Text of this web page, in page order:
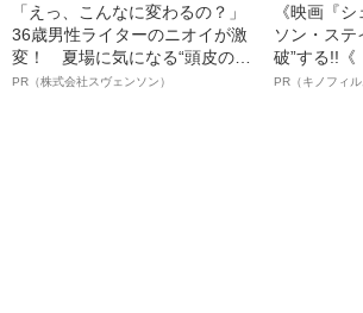
「えっ、こんなに変わるの？」
36歳男性ライターのニオイが激
変！ 夏場に気になる“頭皮のニ
オイ”や“ベタつき”を解消す
PR（株式会社スヴェンソン）
《映画『
ソン・ステ
破”する!!《
ボ》
PR（キノフィル